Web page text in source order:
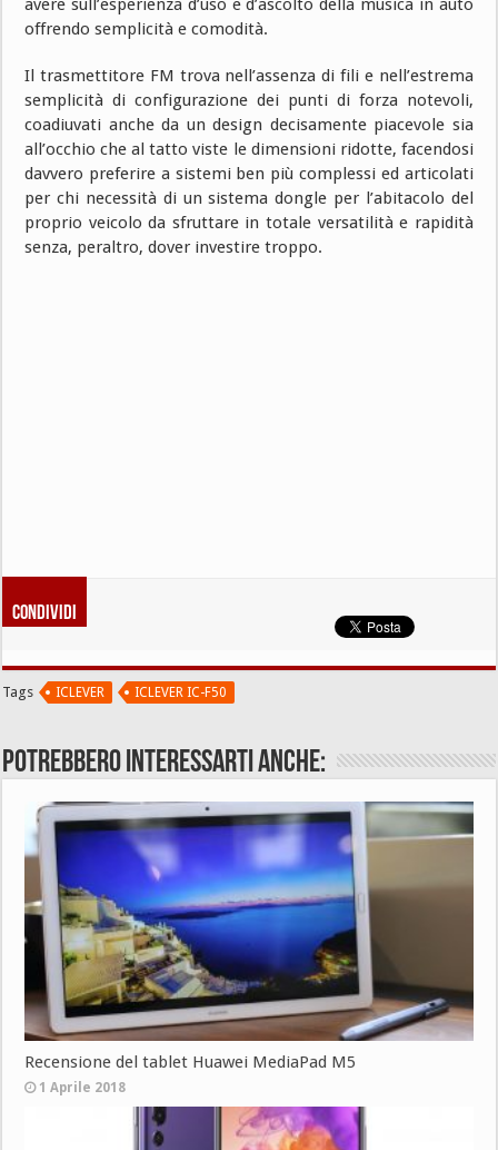
avere sull’esperienza d’uso e d’ascolto della musica in auto
offrendo semplicità e comodità.
Il trasmettitore FM trova nell’assenza di fili e nell’estrema
semplicità di configurazione dei punti di forza notevoli,
coadiuvati anche da un design decisamente piacevole sia
all’occhio che al tatto viste le dimensioni ridotte, facendosi
davvero preferire a sistemi ben più complessi ed articolati
per chi necessità di un sistema dongle per l’abitacolo del
proprio veicolo da sfruttare in totale versatilità e rapidità
senza, peraltro, dover investire troppo.
Condividi
Tags ICLEVER ICLEVER IC-F50
Potrebbero interessarti anche:
Recensione del tablet Huawei MediaPad M5
1 Aprile 2018